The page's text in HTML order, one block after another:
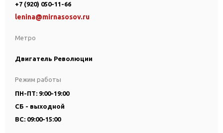
Метро
Двигатель Революции
+7 (920) 050-11-66
lenina@mirnasosov.ru
Режим работы
ПН-ПТ: 9:00-19:00
СБ - выходной
ВС: 09:00-15:00